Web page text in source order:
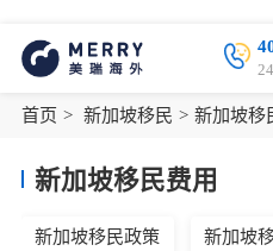
首页 > 新加坡移民 > 新加坡移
新加坡移民费用
新加坡移民政策 新加坡